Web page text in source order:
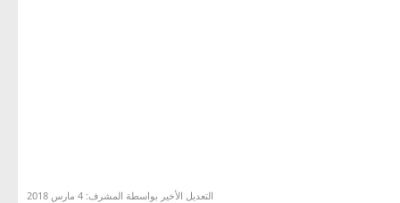
التعديل الأخير بواسطة المشرف: 4 مارس 2018